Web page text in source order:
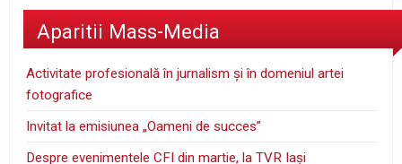
Aparitii Mass-Media
Activitate profesională în jurnalism şi în domeniul artei
fotografice
Invitat la emisiunea „Oameni de succes”
Despre evenimentele CFI din martie, la TVR Iaşi